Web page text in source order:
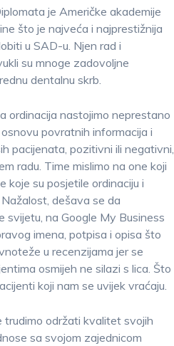
je Američke akademije
što je najveća i najprestižnija
u SAD-u. Njen rad i
su mnoge zadovoljne
dentalnu skrb.
ordinacija nastojimo neprestano
povratnih informacija i
pacijenata, pozitivni ili negativni,
radu. Time mislimo na one koji
koje su posjetile ordinaciju i
dešava se da
svijetu, na Google My Business
imena, potpisa i opisa što
u recenzijama jer se
osmijeh ne silazi s lica. Što
koji nam se uvijek vraćaju.
trudimo održati kvalitet svojih
sa svojom zajednicom